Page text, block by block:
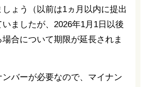
ょう（以前は1ヵ月以内に提出
ましたが、2026年1月1日以後
合について期限が延長されま
バーが必要なので、マイナン